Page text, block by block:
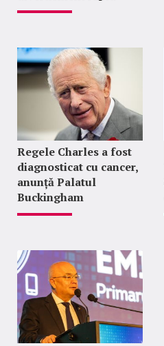
Regele Charles a fost
diagnosticat cu cancer,
anunță Palatul
Buckingham